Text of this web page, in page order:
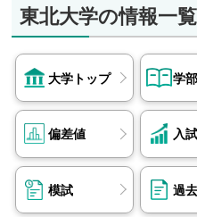
東京エレクトロン、川
KDDI、NTTデータ、
イカレント・コンサル
マツ コンサルティング
農学部
東邦システムサイエン
ューションズ東日本、
ャパン、農林水産消費
（宮城県、栃木県） 他
東北大学の情報一覧
大学トップ 学
偏差値 入
模試 過